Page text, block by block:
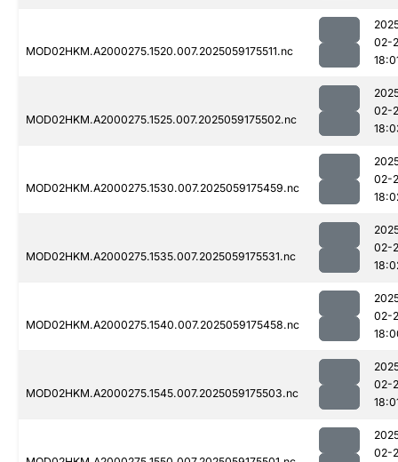
MOD02HKM.A2000275.1520.007.2025059175511.nc
02-
MOD02HKM.A2000275.1525.007.2025059175502.nc
02-
MOD02HKM.A2000275.1530.007.2025059175459.nc
02-
MOD02HKM.A2000275.1535.007.2025059175531.nc
02-
MOD02HKM.A2000275.1540.007.2025059175458.nc
02-
MOD02HKM.A2000275.1545.007.2025059175503.nc
02-
02-